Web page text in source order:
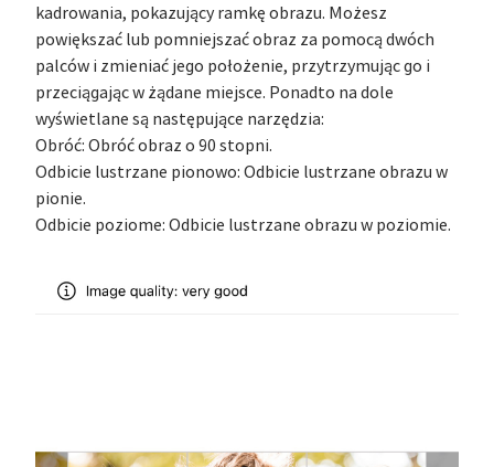
kadrowania, pokazujący ramkę obrazu. Możesz
powiększać lub pomniejszać obraz za pomocą dwóch
palców i zmieniać jego położenie, przytrzymując go i
przeciągając w żądane miejsce. Ponadto na dole
wyświetlane są następujące narzędzia:
Obróć: Obróć obraz o 90 stopni.
Odbicie lustrzane pionowo: Odbicie lustrzane obrazu w
pionie.
Odbicie poziome: Odbicie lustrzane obrazu w poziomie.